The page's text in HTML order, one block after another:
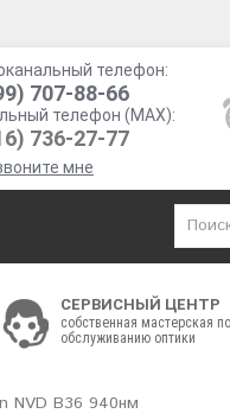
телефон:
707-88-66
телефон (MAX):
736-27-77
мне
СЕРВИСНЫЙ ЦЕНТР
собственная мастерская
обслуживанию оптики
NVD B36 940нм